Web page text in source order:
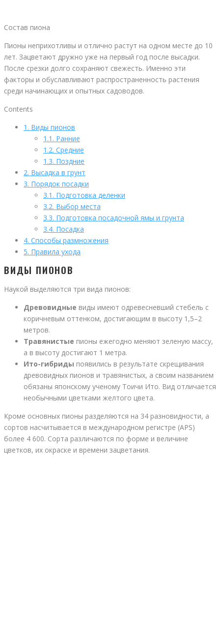
Состав пиона
Пионы неприхотливы и отлично растут на одном месте до 10
лет. Зацветают дружно уже на первый год после высадки.
После срезки долго сохраняют свежесть. Именно эти
факторы и обуславливают распространенность растения
среди начинающих и опытных садоводов.
Contents
1. Виды пионов
1.1. Ранние
1.2. Средние
1.3. Поздние
2. Высадка в грунт
3. Порядок посадки
3.1. Подготовка деленки
3.2. Выбор места
3.3. Подготовка посадочной ямы и грунта
3.4. Посадка
4. Способы размножения
5. Правила ухода
ВИДЫ ПИОНОВ
Наукой выделяются три вида пионов:
Древовидные виды имеют одревесневший стебель с
коричневым оттенком, достигающим в высоту 1,5–2
метров.
Травянистые пионы ежегодно меняют зеленую массу,
а в высоту достигают 1 метра.
Ито-гибриды появились в результате скрещивания
древовидных пионов и травянистых, а своим названием
обязаны японскому ученому Тоичи Ито. Вид отличается
необычными цветками желтого цвета.
Кроме основных пионы разделяются на 34 разновидности, а
сортов насчитывается в международном регистре (APS)
более 4 600. Сорта различаются по форме и величине
цветков, их окраске и времени зацветания.